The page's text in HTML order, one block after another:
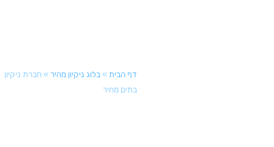
»בלוג ניקיון מהיר »חברת ניקיון